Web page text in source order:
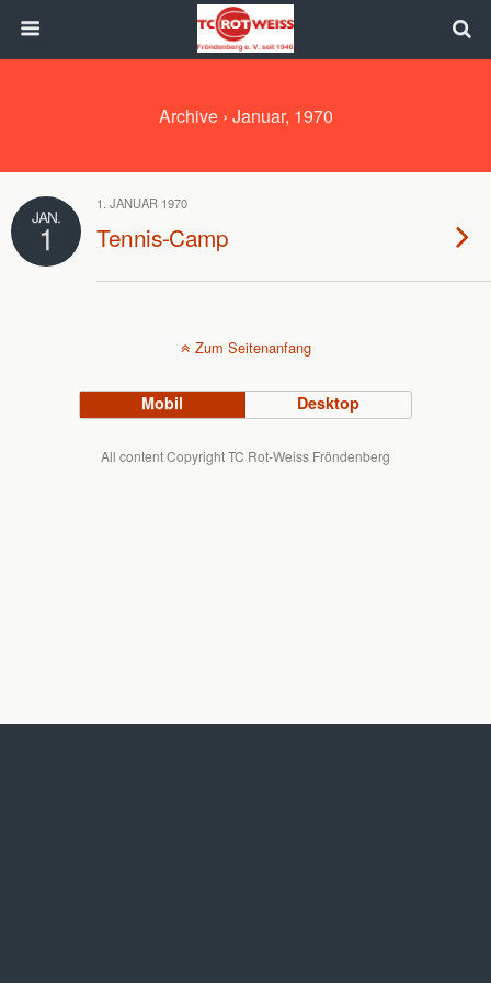
Archive › Januar, 1970
JAN.
1
1. JANUAR 1970
Tennis-Camp
Zum Seitenanfang
Mobil Desktop
All content Copyright TC Rot-Weiss Fröndenberg